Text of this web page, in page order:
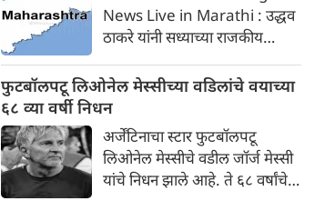
News Live in Marathi : उद्धव
ठाकरे यांनी सध्याच्या राजकीय
कमी दाबाच्या क्षेत्राशी केली आणि
म्हणाले की, "देशात स्वार्थी वारे वाहत
आहे आणि हे वादळापूर्वीची शांतता
असल्यासारखे वाटते." त्यांनी केंद्र
सरकारवर तरुणांचा आवाज न
ऐकल्याचा आरोप केला.
फुटबॉलपटू लिओनेल मेस्सीच्या वडिलांचे वयाच्या
६८ व्या वर्षी निधन
अर्जेंटिनाचा स्टार फुटबॉलपटू
लिओनेल मेस्सीचे वडील जॉर्ज मेस्सी
यांचे निधन झाले आहे. ते ६८ वर्षांचे